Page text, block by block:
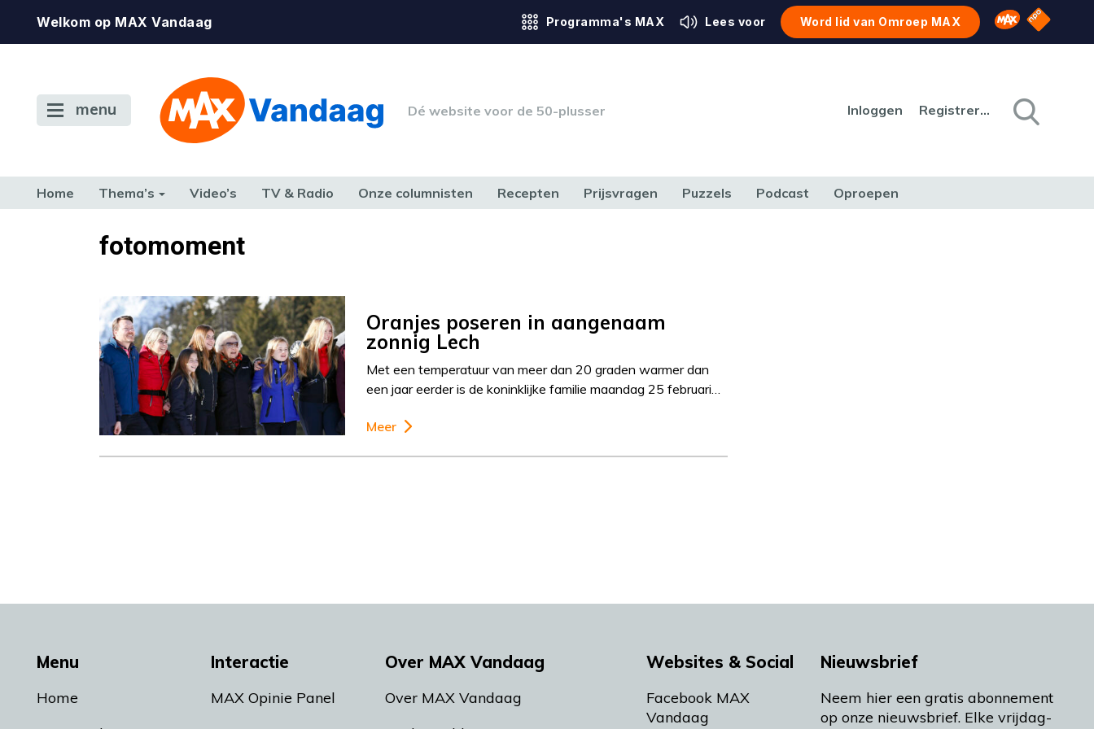
Welkom op MAX Vandaag Programma's MAX Lees voor Word lid van Omroep MAX Omroep MAX
NPO
menu Dé website voor de 50-plusser Inloggen Registreren
Home Thema’s Video’s TV & Radio Onze columnisten Recepten Prijsvragen Puzzels Podcast Oproepen
TERUG NAAR TOENfotomoment
Oranjes poseren in aangenaam
zonnig Lech
Met een temperatuur van meer dan 20 graden warmer dan
een jaar eerder is de koninklijke familie maandag 25 februari…
Meer
Menu
Home
Interactie
MAX Opinie Panel
Over MAX Vandaag
Over MAX Vandaag
Websites & Social
Facebook MAX
Vandaag
Nieuwsbrief
Neem hier een gratis abonnement
op onze nieuwsbrief. Elke vrijdag-